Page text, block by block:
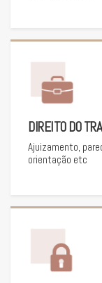
DIREITO DO
Ajuizamento,
orientação etc